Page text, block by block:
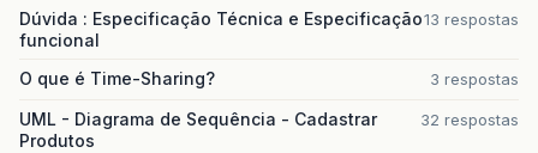
Dúvida : Especificação Técnica e Especificação
funcional
13 respostas
O que é Time-Sharing? 3 respostas
UML - Diagrama de Sequência - Cadastrar
Produtos
32 respostas